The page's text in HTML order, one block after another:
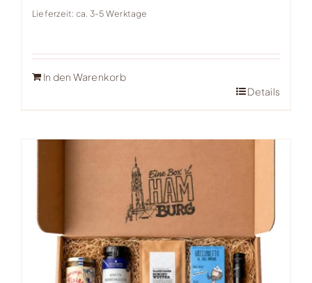
Lieferzeit: ca. 3-5 Werktage
In den Warenkorb
Details